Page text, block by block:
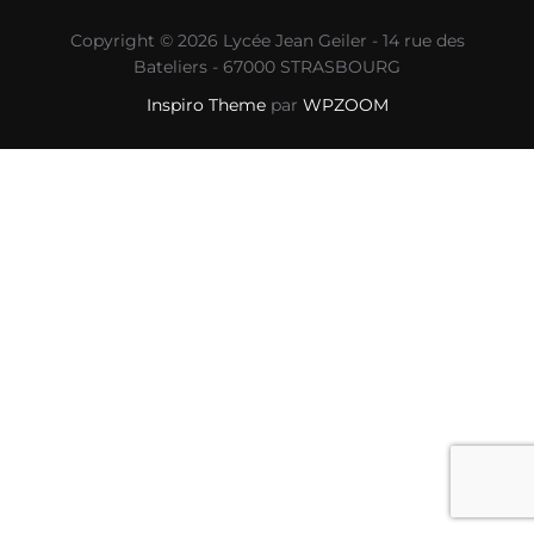
Copyright © 2026 Lycée Jean Geiler - 14 rue des
Bateliers - 67000 STRASBOURG
Inspiro Themepar WPZOOM